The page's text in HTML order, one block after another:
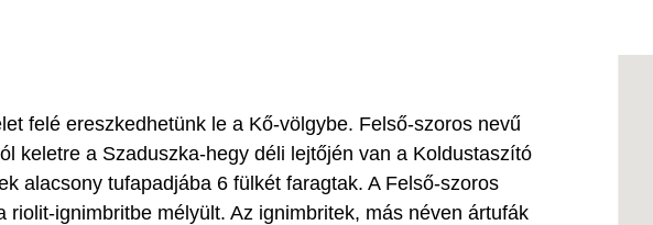
felé ereszkedhetünk le a Kő-völgybe. Felső-szoros nevű
keletre a Szaduszka-hegy déli lejtőjén van a Koldustaszító
alacsony tufapadjába 6 fülkét faragtak. A Felső-szoros
riolit-ignimbritbe mélyült. Az ignimbritek, más néven ártufák